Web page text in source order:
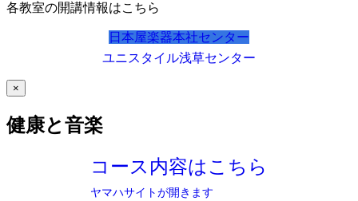
各教室の開講情報はこちら
日本屋楽器本社センター
ユニスタイル浅草センター
×
健康と音楽
コース内容はこちら
ヤマハサイトが開きます